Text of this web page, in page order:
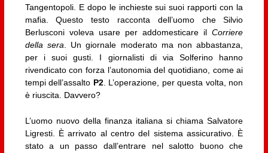
Tangentopoli. E dopo le inchieste sui suoi rapporti con la
mafia. Questo testo racconta dell’uomo che Silvio
Berlusconi voleva usare per addomesticare ilCorriere
della sera . Un giornale moderato ma non abbastanza,
per i suoi gusti. I giornalisti di via Solferino hanno
rivendicato con forza l’autonomia del quotidiano, come ai
tempi dell’assalto P2. L’operazione, per questa volta, non
è riuscita. Davvero?
L’uomo nuovo della finanza italiana si chiama Salvatore
Ligresti. È arrivato al centro del sistema assicurativo. È
stato a un passo dall’entrare nel salotto buono che